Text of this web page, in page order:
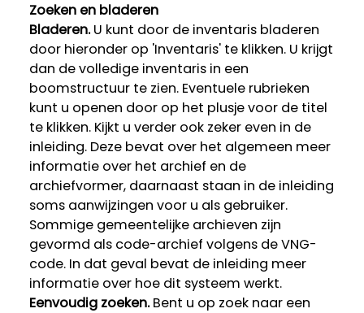
Zoeken en bladeren
Bladeren.U kunt door de inventaris bladeren
door hieronder op 'Inventaris' te klikken. U krijgt
dan de volledige inventaris in een
boomstructuur te zien. Eventuele rubrieken
kunt u openen door op het plusje voor de titel
te klikken. Kijkt u verder ook zeker even in de
inleiding. Deze bevat over het algemeen meer
informatie over het archief en de
archiefvormer, daarnaast staan in de inleiding
soms aanwijzingen voor u als gebruiker.
Sommige gemeentelijke archieven zijn
gevormd als code-archief volgens de VNG-
code. In dat geval bevat de inleiding meer
informatie over hoe dit systeem werkt.
Eenvoudig zoeken.Bent u op zoek naar een